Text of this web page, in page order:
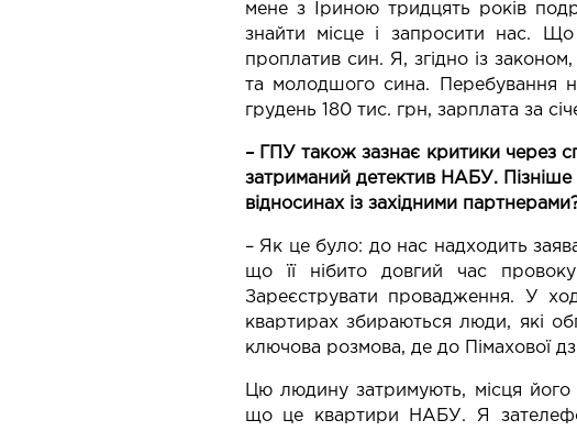
мене з Іриною тридцять років
знайти місце і запросити нас.
проплатив син. Я, згідно із
та молодшого сина. Перебування
грудень 180 тис. грн, зарплата за
– ГПУ також зазнає критики через
затриманий детектив НАБУ.
відносинах із західними
– Як це було: до нас надходить
що її нібито довгий час
Зареєструвати провадження. У
квартирах збираються люди, які
ключова розмова, де до Пімахової
Цю людину затримують, місця його
що це квартири НАБУ. Я